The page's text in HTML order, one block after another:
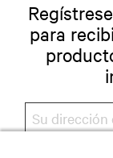
para